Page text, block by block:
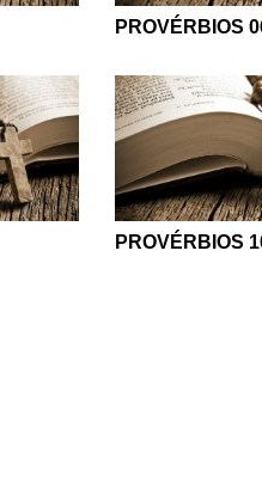
PROVÉRBIOS
PROVÉRBIOS